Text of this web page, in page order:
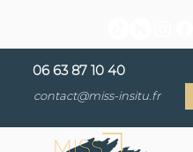
06 63 87 10 40
contact@miss-insitu.fr